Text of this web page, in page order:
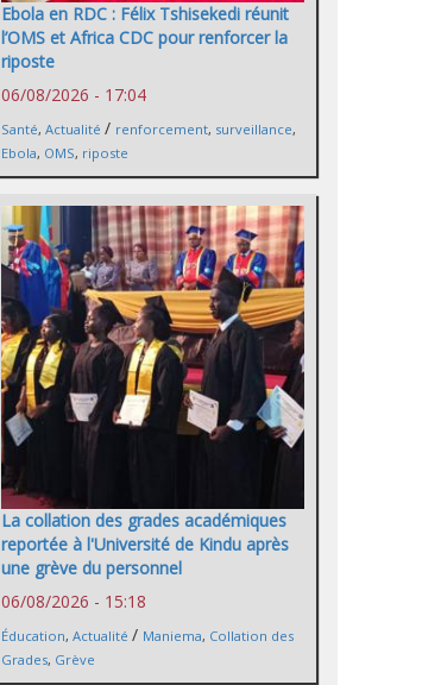
Ebola en RDC : Félix Tshisekedi réunit
l’OMS et Africa CDC pour renforcer la
riposte
06/08/2026 - 17:04
Santé, Actualité / renforcement, surveillance,
Ebola, OMS, riposte
La collation des grades académiques
reportée à l'Université de Kindu après
une grève du personnel
06/08/2026 - 15:18
Éducation, Actualité / Maniema, Collation des
Grades, Grève